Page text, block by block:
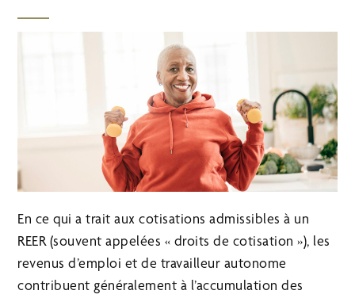
En ce qui a trait aux cotisations admissibles à un
REER (souvent appelées « droits de cotisation »), les
revenus d’emploi et de travailleur autonome
contribuent généralement à l’accumulation des